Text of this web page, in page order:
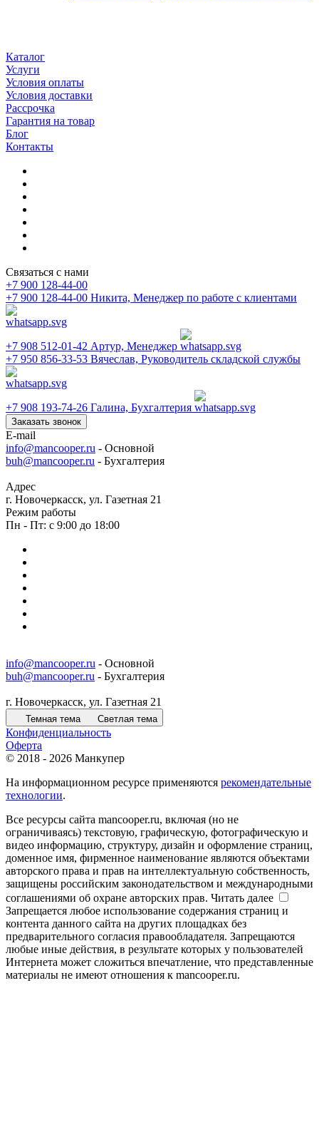
Каталог
Услуги
Условия оплаты
Условия доставки
Рассрочка
Гарантия на товар
Блог
Контакты
Связаться с нами
+7 900 128-44-00
+7 900 128-44-00 Никита, Менеджер по работе с клиентами
+7 908 512-01-42 Артур, Менеджер
+7 950 856-33-53 Вячеслав, Руководитель складской службы
+7 908 193-74-26 Галина, Бухгалтерия
Заказать звонок
E-mail
info@mancooper.ru - Основной
buh@mancooper.ru - Бухгалтерия
Адрес
г. Новочеркасск, ул. Газетная 21
Режим работы
Пн - Пт: с 9:00 до 18:00
info@mancooper.ru - Основной
buh@mancooper.ru - Бухгалтерия
г. Новочеркасск, ул. Газетная 21
Темная тема Светлая тема
Конфиденциальность
Оферта
© 2018 - 2026 Манкупер
На информационном ресурсе применяются рекомендательные
технологии.
Все ресурсы сайта mancooper.ru, включая (но не
ограничиваясь) текстовую, графическую, фотографическую и
видео информацию, структуру, дизайн и оформление страниц,
доменное имя, фирменное наименование являются объектами
авторского права и прав на интеллектуальную собственность,
защищены российским законодательством и международными
соглашениями об охране авторских прав. Читать далее
Запрещается любое использование содержания страниц и
контента данного сайта на других площадках без
предварительного согласия правообладателя. Запрещаются
любые иные действия, в результате которых у пользователей
Интернета может сложиться впечатление, что представленные
материалы не имеют отношения к mancooper.ru.